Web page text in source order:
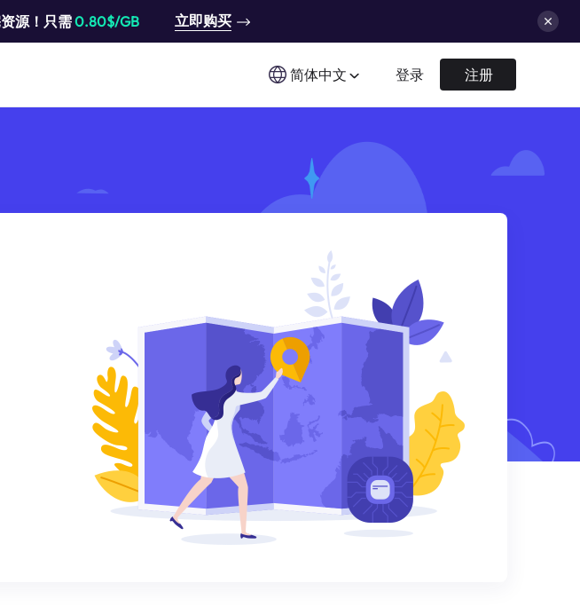
源！只需0.80$/GB 立即购买
简体中文 登录 注册